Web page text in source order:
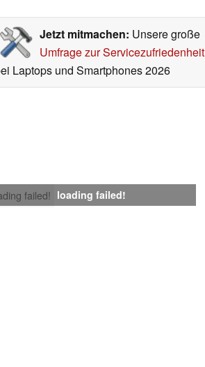
Jetzt mitmachen: Unsere große
Umfrage zur Servicezufriedenheit
Laptops und Smartphones 2026
failed! loading failed!